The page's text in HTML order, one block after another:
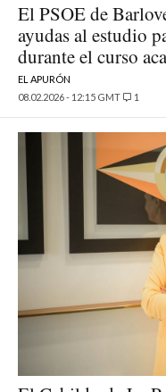
El PSOE de
ayudas al estudio
durante el curso
EL APURÓN
08.02.2026 - 12:15 GMT
1